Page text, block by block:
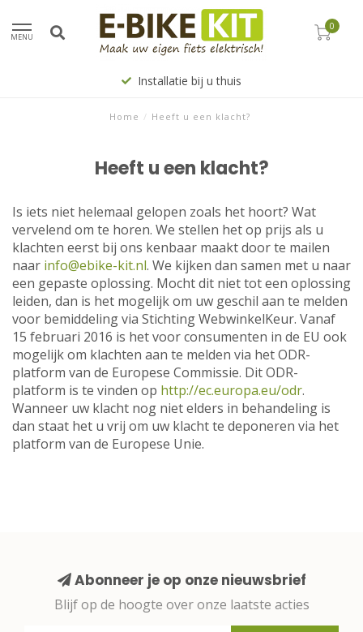
MENU
0
Installatie bij u thuis
Home / Heeft u een klacht?
Heeft u een klacht?
Is iets niet helemaal gelopen zoals het hoort? Wat
vervelend om te horen. We stellen het op prijs als u
klachten eerst bij ons kenbaar maakt door te mailen
naar info@ebike-kit.nl. We kijken dan samen met u naar
een gepaste oplossing. Mocht dit niet tot een oplossing
leiden, dan is het mogelijk om uw geschil aan te melden
voor bemiddeling via Stichting WebwinkelKeur. Vanaf
15 februari 2016 is het voor consumenten in de EU ook
mogelijk om klachten aan te melden via het ODR-
platform van de Europese Commissie. Dit ODR-
platform is te vinden op http://ec.europa.eu/odr.
Wanneer uw klacht nog niet elders in behandeling is
dan staat het u vrij om uw klacht te deponeren via het
platform van de Europese Unie.
Abonneer je op onze nieuwsbrief
Blijf op de hoogte over onze laatste acties